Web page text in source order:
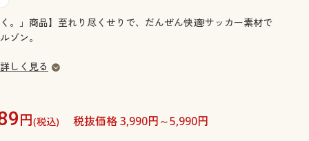
。」商品】至れり尽くせりで、だんぜん快適!サッカー素材で
ゾン。
しく見る
円(税込) 税抜価格 3,990円～5,990円